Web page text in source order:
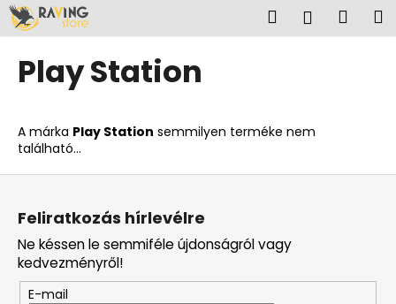
Ugrás
fő
tartalomhoz
Keresés
Play Station
A márka Play Station semmilyen terméke nem
található...
K
o
i
t
r
e
s
?
L
Feliratkozás hírlevélre
Ne késsen le semmiféle újdonságról vagy
kedvezményről!
E-mail